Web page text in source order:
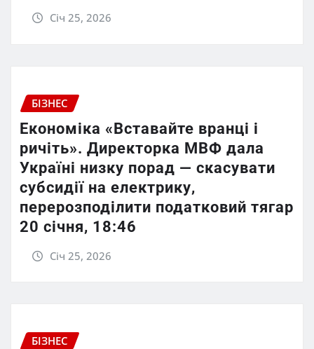
Січ 25, 2026
БІЗНЕС
Економіка «Вставайте вранці і
ричіть». Директорка МВФ дала
Україні низку порад — скасувати
субсидії на електрику,
перерозподілити податковий тягар
20 січня, 18:46
Січ 25, 2026
БІЗНЕС